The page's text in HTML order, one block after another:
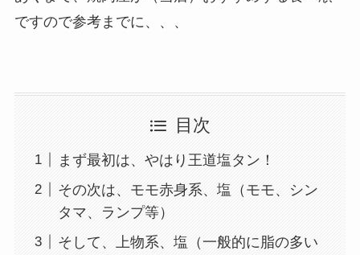
ですので参考までに、、、
目次
まず最初は、やはり王道塩タン！
その次は、モモ赤身系、塩（モモ、シン
タマ、ランプ等）
そして、上物系、塩（一般的に脂の多い